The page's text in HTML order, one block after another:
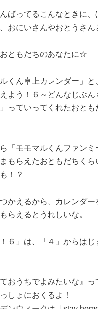
ばってるこんなときに、
おにいさんやおとうさん
ともだちのあなたに☆
くん卓上カレンダー」と
よう！６～どんなじぶん
っていってくれたおとも
「モモマルくんファン
もらえたおともだちくら
！？
かえるから、カレンダ
らえるとうれしいな。
６」は、「４」からは
おうちでよみたいな』っ
しょにおくるよ！